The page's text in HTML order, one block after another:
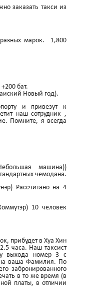
заказать такси из
марок. 1,800
бат.
Новый год).
и привезут к
наш сотрудник ,
Помните, я всегда
машина))
чемодана.
Рассчитано на 4
10 человек
прибудет в Хуа Хин
часа. Наш таксист
у выхода номер 3 с
ваша Фамилия. По
забронированного
в то же время (в
платы, в отличии